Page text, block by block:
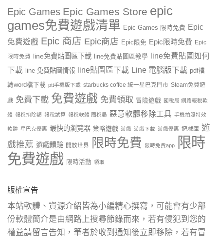
Epic Games Epic Games Store epic
games免費遊戲清單 Epic Games 限時免費 Epic
免費遊戲 Epic 商店 Epic商店 Epic限免 Epic限時免費 Epic
限時免費 line免費貼圖區下載 line免費貼圖區教學
line免費貼圖如何
下載
line 免費貼圖情報 line貼圖區下載 Line 電腦版下載 pdf檔
轉word檔下載 ptt手機版下載 starbucks coffee 統一星巴克門市 Steam免費遊
戲 免費下載 免費遊戲 免費領取 冒險遊戲 國稅局 網路報稅軟
體 報稅扣除額 報稅試算 報稅軟體 國稅局 惡意軟體移除工具 手機拍照特效
軟體 星巴克優惠 最快的瀏覽器 策略遊戲 遊戲 遊戲下載 遊戲優惠 遊戲庫 遊
戲推薦 遊戲體驗 開放世界 限時免費 限時免費app
限時
免費遊戲 限時活動 領取
版權宣告
本站軟體、資源介紹皆為小編精心撰寫，可能會有少部
份軟體簡介是由網路上搜尋節錄而來，若有侵犯到您的
權益請留言告知，筆者於收到通知後立即移除，若有冒